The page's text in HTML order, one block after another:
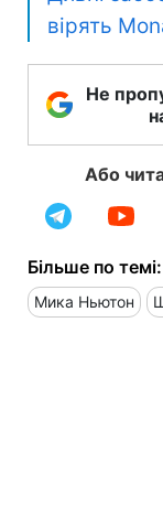
вірять
Не
Або
Більше по темі:
Мика Ньютон